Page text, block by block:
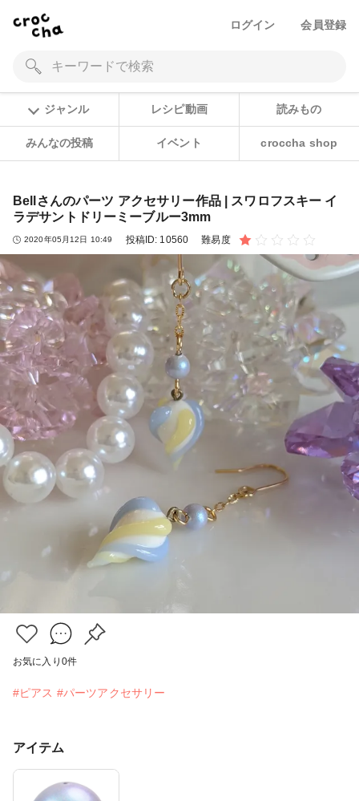
ログイン 会員登録
ジャンル レシピ動画 読みもの
みんなの投稿 イベント croccha shop
Bellさんのパーツ アクセサリー作品 | スワロフスキー イ
ラデサントドリーミーブルー3mm
2020年05月12日 10:49 投稿ID: 10560 難易度
お気に入り 0件
#ピアス #パーツアクセサリー
アイテム